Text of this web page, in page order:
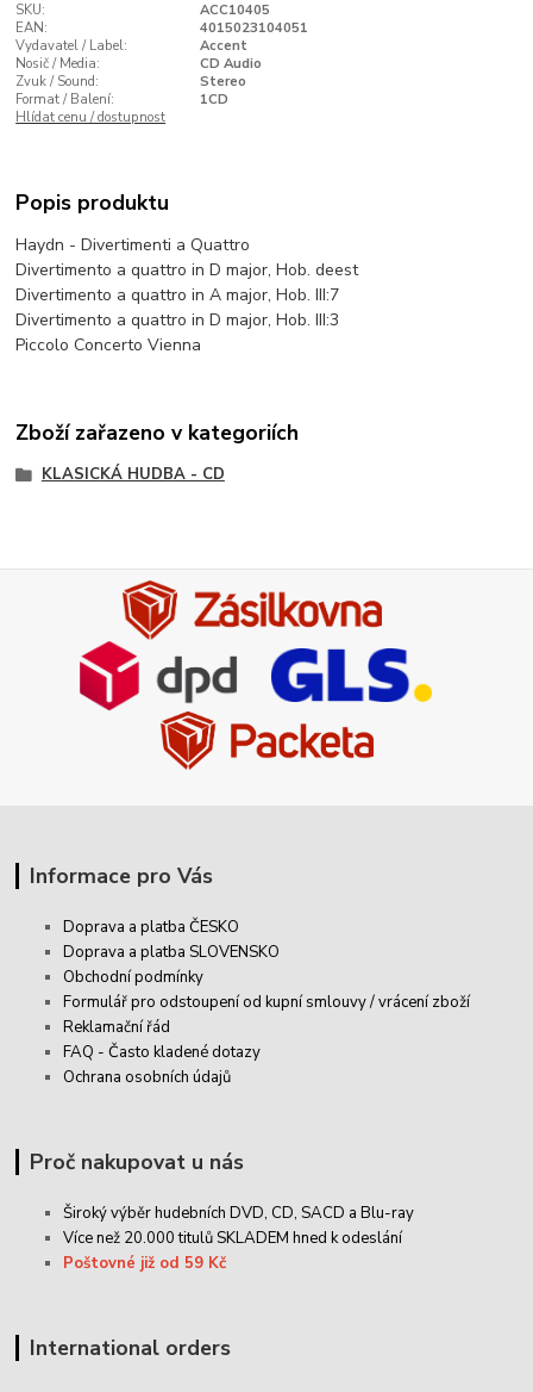
SKU:
ACC10405
EAN:
4015023104051
Vydavatel / Label:
Accent
Nosič / Media:
CD Audio
Zvuk / Sound:
Stereo
Format / Balení:
1CD
Hlídat cenu / dostupnost
Popis produktu
Haydn - Divertimenti a Quattro
Divertimento a quattro in D major, Hob. deest
Divertimento a quattro in A major, Hob. III:7
Divertimento a quattro in D major, Hob. III:3
Piccolo Concerto Vienna
Zboží zařazeno v kategoriích
KLASICKÁ HUDBA - CD
Informace pro Vás
Doprava a platba ČESKO
Doprava a platba SLOVENSKO
Obchodní podmínky
Formulář pro odstoupení od kupní smlouvy / vrácení zboží
Reklamační řád
FAQ - Často kladené dotazy
Ochrana osobních údajů
Proč nakupovat u nás
Široký výběr hudebních DVD, CD,SACD a Blu-ray
Více než 20.000 titulů SKLADEM hned k odeslání
Poštovné již od 59 Kč
International orders